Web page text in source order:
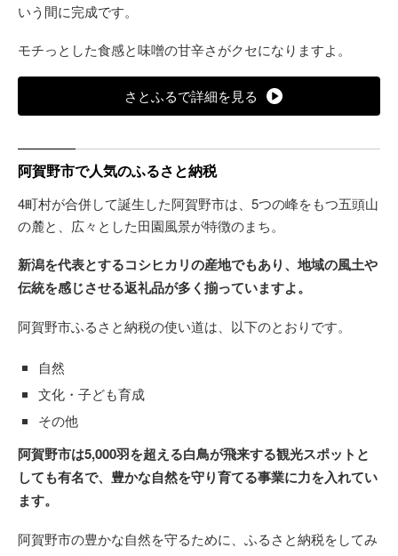
いう間に完成です。
モチっとした食感と味噌の甘辛さがクセになりますよ。
さとふるで詳細を見る
阿賀野市で人気のふるさと納税
4町村が合併して誕生した阿賀野市は、5つの峰をもつ五頭山
の麓と、広々とした田園風景が特徴のまち。
新潟を代表とするコシヒカリの産地でもあり、地域の風土や
伝統を感じさせる返礼品が多く揃っていますよ。
阿賀野市ふるさと納税の使い道は、以下のとおりです。
自然
文化・子ども育成
その他
阿賀野市は5,000羽を超える白鳥が飛来する観光スポットと
しても有名で、豊かな自然を守り育てる事業に力を入れてい
ます。
阿賀野市の豊かな自然を守るために、ふるさと納税をしてみ